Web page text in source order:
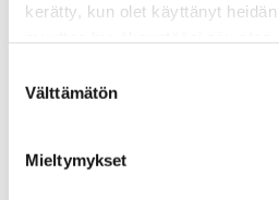
kerätty, kun olet käyttänyt
valinta
Välttämätön
Mieltymykset